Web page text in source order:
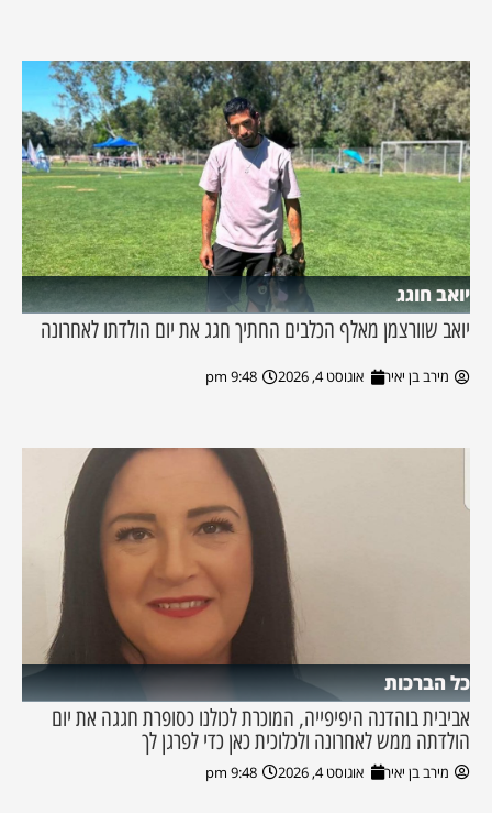
יואב חוגג
יואב שוורצמן מאלף הכלבים החתיך חגג את יום הולדתו לאחרונה
מירב בן יאיר אוגוסט 4, 2026 9:48 pm
כל הברכות
אביבית בוהדנה היפיפייה, המוכרת לכולנו כסופרת חגגה את יום
הולדתה ממש לאחרונה ולכלוכית כאן כדי לפרגן לך
מירב בן יאיר אוגוסט 4, 2026 9:48 pm